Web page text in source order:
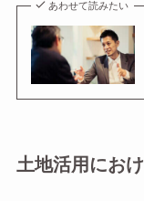
あわせて読みたい
土地活用にお